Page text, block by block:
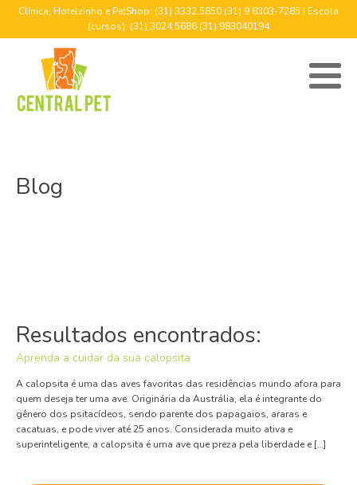
Clínica, Hotelzinho e PetShop: (31) 3332.5850 (31) 9 8303-7285 | Escola
(cursos): (31) 3024.5686 (31) 983040194
Blog
Resultados encontrados:
Aprenda a cuidar da sua calopsita
A calopsita é uma das aves favoritas das residências mundo afora para
quem deseja ter uma ave. Originária da Austrália, ela é integrante do
gênero dos psitacídeos, sendo parente dos papagaios, araras e
cacatuas, e pode viver até 25 anos. Considerada muito ativa e
superinteligente, a calopsita é uma ave que preza pela liberdade e […]